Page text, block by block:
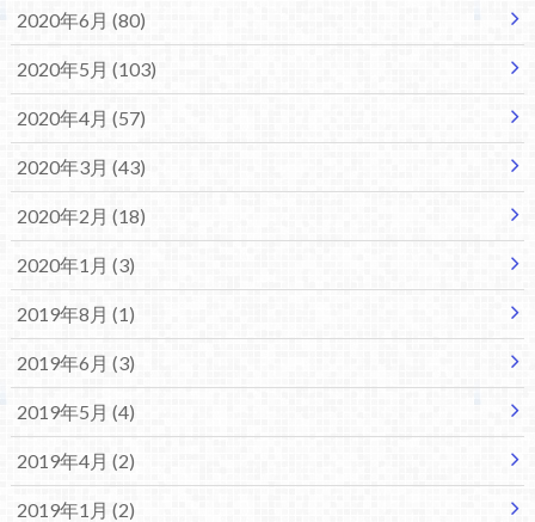
2020年6月 (80)
2020年5月 (103)
2020年4月 (57)
2020年3月 (43)
2020年2月 (18)
2020年1月 (3)
2019年8月 (1)
2019年6月 (3)
2019年5月 (4)
2019年4月 (2)
2019年1月 (2)